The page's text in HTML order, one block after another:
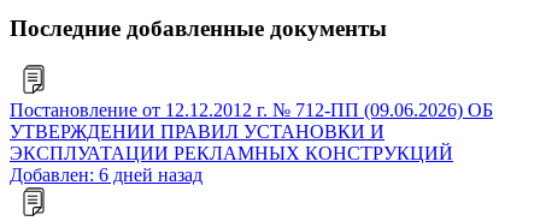
Последние добавленные документы
Постановление от 12.12.2012 г. № 712-ПП (09.06.2026) ОБ
УТВЕРЖДЕНИИ ПРАВИЛ УСТАНОВКИ И
ЭКСПЛУАТАЦИИ РЕКЛАМНЫХ КОНСТРУКЦИЙ
Добавлен: 6 дней назад